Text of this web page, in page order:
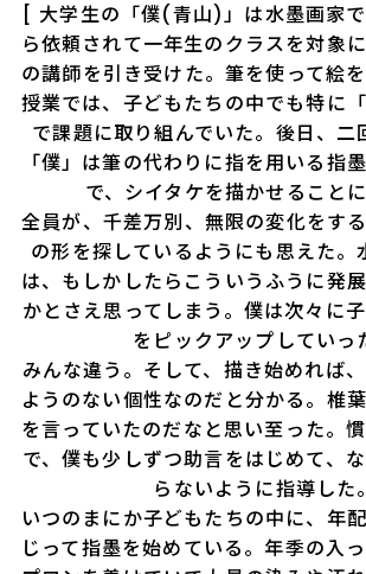
[ 大学生の「僕(青山)」は水墨画家
ら依頼されて一年生のクラスを対象
の講師を引き受けた。筆を使って絵
授業では、子どもたちの中でも特に
で課題に取り組んでいた。後日、二
「僕」は筆の代わりに指を用いる指
で、シイタケを描かせること
全員が、千差万別、無限の変化をす
の形を探しているようにも思えた。
は、もしかしたらこういうふうに発
かとさえ思ってしまう。僕は次々に
をピックアップしていっ
みんな違う。そして、描き始めれば
ようのない個性なのだと分かる。椎
を言っていたのだなと思い至った。
で、僕も少しずつ助言をはじめて、
らないように指導した。
いつのまにか子どもたちの中に、年
じって指墨を始めている。年季の入